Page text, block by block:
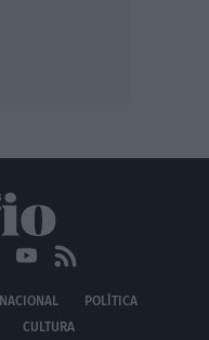
POLÍTICA
CULTURA